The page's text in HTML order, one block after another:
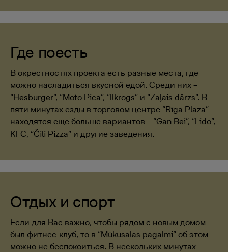
Где поесть
В окрестностях проекта есть разные места, где
можно насладиться вкусной едой. Среди них –
“Hesburger”, “Moto Pica”, “Ilkrogs” и “Zaļais dārzs”. В
пяти минутах езды в торговом центре “Rīga Plaza”
находятся еще больше вариантов – “Gan Bei”, “Lido”,
KFC, “Čili Pizza” и другие заведения.
Отдых и спорт
Если для Вас важно, чтобы рядом с новым домом
был фитнес-клуб, то в “Mūkusalas pagalmi” об этом
можно не беспокоиться. В нескольких минутах